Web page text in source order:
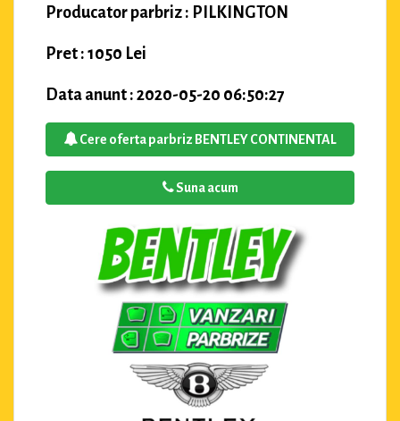
Producator parbriz : PILKINGTON
Pret : 1050 Lei
Data anunt : 2020-05-20 06:50:27
Cere oferta parbriz BENTLEY CONTINENTAL
Suna acum